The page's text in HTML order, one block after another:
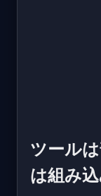
ツール
は組み